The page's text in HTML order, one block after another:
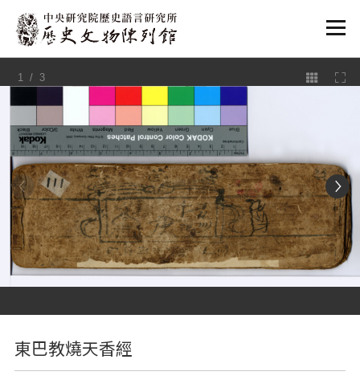
:::
1 / 3
東巴教燒天香經